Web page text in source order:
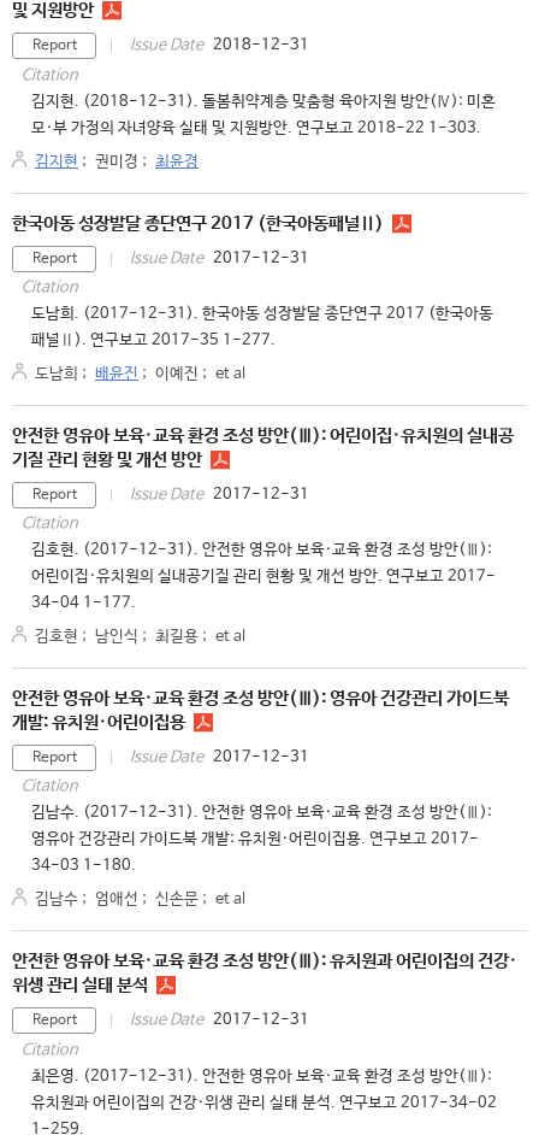
및 지원방안
Report Issue Date 2018-12-31
Citation
김지현. (2018-12-31). 돌봄취약계층 맞춤형 육아지원 방안(Ⅳ): 미혼
모·부 가정의 자녀양육 실태 및 지원방안. 연구보고 2018-22 1-303.
김지현 ; 권미경 ; 최윤경
한국아동 성장발달 종단연구 2017 (한국아동패널Ⅱ)
Report Issue Date 2017-12-31
Citation
도남희. (2017-12-31). 한국아동 성장발달 종단연구 2017 (한국아동
패널Ⅱ). 연구보고 2017-35 1-277.
도남희 ; 배윤진 ; 이예진 ; et al
안전한 영유아 보육·교육 환경 조성 방안(Ⅲ): 어린이집·유치원의 실내공
기질 관리 현황 및 개선 방안
Report Issue Date 2017-12-31
Citation
김호현. (2017-12-31). 안전한 영유아 보육·교육 환경 조성 방안(Ⅲ):
어린이집·유치원의 실내공기질 관리 현황 및 개선 방안. 연구보고 2017-
34-04 1-177.
김호현 ; 남인식 ; 최길용 ; et al
안전한 영유아 보육·교육 환경 조성 방안(Ⅲ): 영유아 건강관리 가이드북
개발: 유치원·어린이집용
Report Issue Date 2017-12-31
Citation
김남수. (2017-12-31). 안전한 영유아 보육·교육 환경 조성 방안(Ⅲ):
영유아 건강관리 가이드북 개발: 유치원·어린이집용. 연구보고 2017-
34-03 1-180.
김남수 ; 엄애선 ; 신손문 ; et al
안전한 영유아 보육·교육 환경 조성 방안(Ⅲ): 유치원과 어린이집의 건강·
위생 관리 실태 분석
Report Issue Date 2017-12-31
Citation
최은영. (2017-12-31). 안전한 영유아 보육·교육 환경 조성 방안(Ⅲ):
유치원과 어린이집의 건강·위생 관리 실태 분석. 연구보고 2017-34-02
1-259.